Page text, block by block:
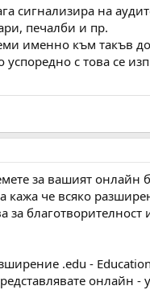
сигнализира на
печалби и пр.
именно към такъв
с това се
за вашият онлайн
кажа че всяко
.edu -
онлайн -